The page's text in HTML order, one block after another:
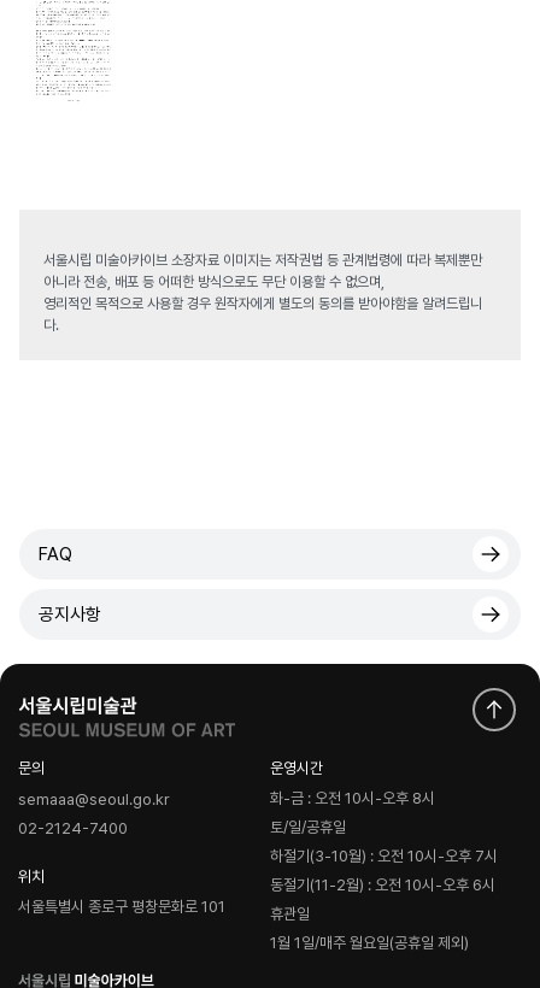
서울시립 미술아카이브 소장자료 이미지는 저작권법 등 관계법령에 따라 복제뿐만
아니라 전송, 배포 등 어떠한 방식으로도 무단 이용할 수 없으며,
영리적인 목적으로 사용할 경우 원작자에게 별도의 동의를 받아야함을 알려드립니
다.
FAQ
공지사항
문의
semaaa@seoul.go.kr
02-2124-7400
위치
서울특별시 종로구 평창문화로 101
운영시간
화-금 : 오전 10시-오후 8시
토/일/공휴일
하절기(3-10월) : 오전 10시-오후 7시
동절기(11-2월) : 오전 10시-오후 6시
휴관일
1월 1일/매주 월요일(공휴일 제외)
로